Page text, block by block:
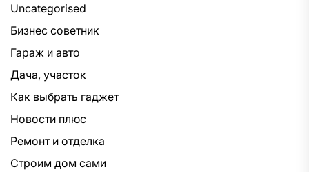
Uncategorised
Бизнес советник
Гараж и авто
Дача, участок
Как выбрать гаджет
Новости плюс
Ремонт и отделка
Строим дом сами